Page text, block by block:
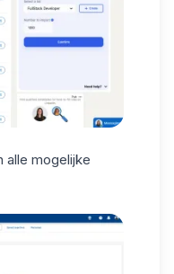
alle mogelijke